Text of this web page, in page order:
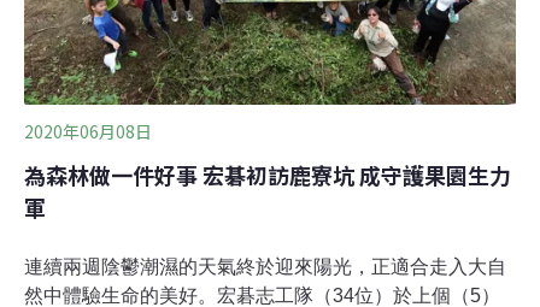
能會遇到的困難。」柑橘園內零星生長著大花咸豐草，
2020年06月08日
為森林做一件好事 宏碁初訪鹿寮坑 成守護果園生力
軍
連續兩週陰鬱潮濕的天氣終於迎來陽光，正適合走入大自
然中體驗生命的美好。宏碁志工隊（34位）於上個（5）